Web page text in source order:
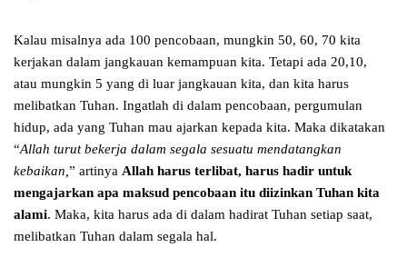
Kalau misalnya ada 100 pencobaan, mungkin 50, 60, 70 kita
kerjakan dalam jangkauan kemampuan kita. Tetapi ada 20,10,
atau mungkin 5 yang di luar jangkauan kita, dan kita harus
melibatkan Tuhan. Ingatlah di dalam pencobaan, pergumulan
hidup, ada yang Tuhan mau ajarkan kepada kita. Maka dikatakan
“Allah turut bekerja dalam segala sesuatu mendatangkan
kebaikan,” artinya Allah harus terlibat, harus hadir untuk
mengajarkan apa maksud pencobaan itu diizinkan Tuhan kita
alami. Maka, kita harus ada di dalam hadirat Tuhan setiap saat,
melibatkan Tuhan dalam segala hal.